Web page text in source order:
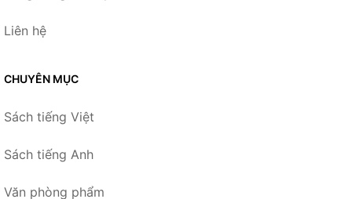
Liên hệ
CHUYÊN MỤC
Sách tiếng Việt
Sách tiếng Anh
Văn phòng phẩm